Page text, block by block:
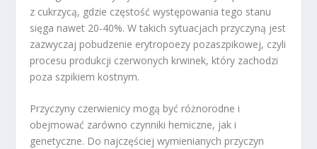
z cukrzycą, gdzie częstość występowania tego stanu
sięga nawet 20-40%. W takich sytuacjach przyczyną jest
zazwyczaj pobudzenie erytropoezy pozaszpikowej, czyli
procesu produkcji czerwonych krwinek, który zachodzi
poza szpikiem kostnym.
Przyczyny czerwienicy mogą być różnorodne i
obejmować zarówno czynniki hemiczne, jak i
genetyczne. Do najczęściej wymienianych przyczyn